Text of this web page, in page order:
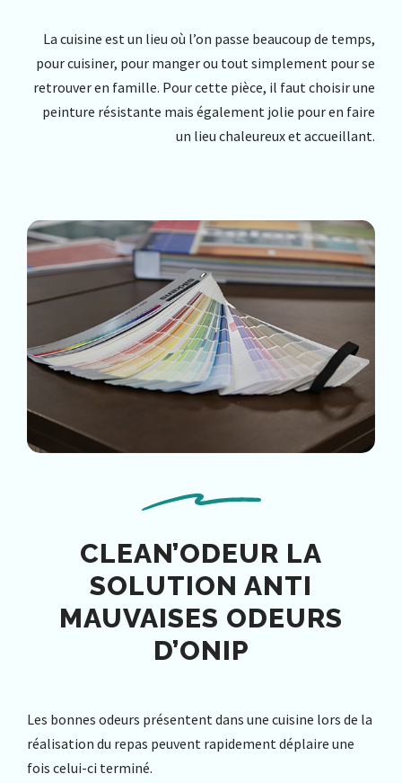
La cuisine est un lieu où l’on passe beaucoup de temps,
pour cuisiner, pour manger ou tout simplement pour se
retrouver en famille. Pour cette pièce, il faut choisir une
peinture résistante mais également jolie pour en faire
un lieu chaleureux et accueillant.
CLEAN’ODEUR LA
SOLUTION ANTI
MAUVAISES ODEURS
D’ONIP
Les bonnes odeurs présentent dans une cuisine lors de la
réalisation du repas peuvent rapidement déplaire une
fois celui-ci terminé.